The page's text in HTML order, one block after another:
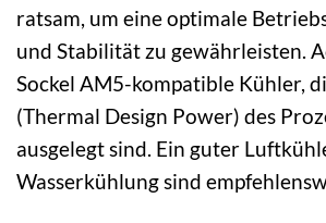
ratsam, um eine optimale
und Stabilität zu gewährleisten.
Sockel AM5-kompatible Kühler,
(Thermal Design Power) des
ausgelegt sind. Ein guter
Wasserkühlung sind